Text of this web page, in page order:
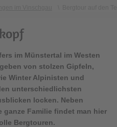
im Münstertal im Westen
von stolzen Gipfeln,
Winter Alpinisten und
unterschiedlichsten
locken. Neben
ganze Familie findet man hier
Bergtouren.